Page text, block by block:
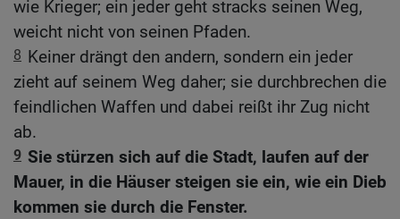
wie Krieger; ein jeder geht stracks seinen Weg,
weicht nicht von seinen Pfaden.
8 Keiner drängt den andern, sondern ein jeder
zieht auf seinem Weg daher; sie durchbrechen die
feindlichen Waffen und dabei reißt ihr Zug nicht
ab.
9 Sie stürzen sich auf die Stadt, laufen auf der
Mauer, in die Häuser steigen sie ein, wie ein Dieb
kommen sie durch die Fenster.